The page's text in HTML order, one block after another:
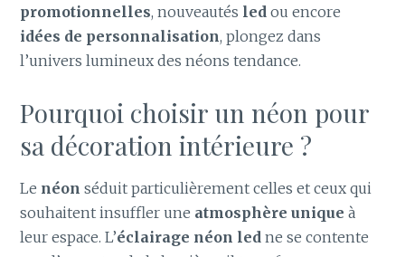
promotionnelles, nouveautés led ou encore
idées de personnalisation, plongez dans
l’univers lumineux des néons tendance.
Pourquoi choisir un néon pour
sa décoration intérieure ?
Le néon séduit particulièrement celles et ceux qui
souhaitent insuffler une atmosphère unique à
leur espace. L’éclairage néon led ne se contente